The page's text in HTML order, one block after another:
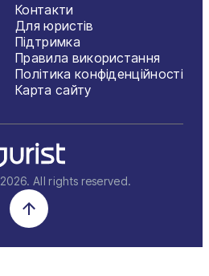
Контакти
Для юристів
Підтримка
Правила використання
Політика конфіденційності
Карта сайту
2026. All rights reserved.